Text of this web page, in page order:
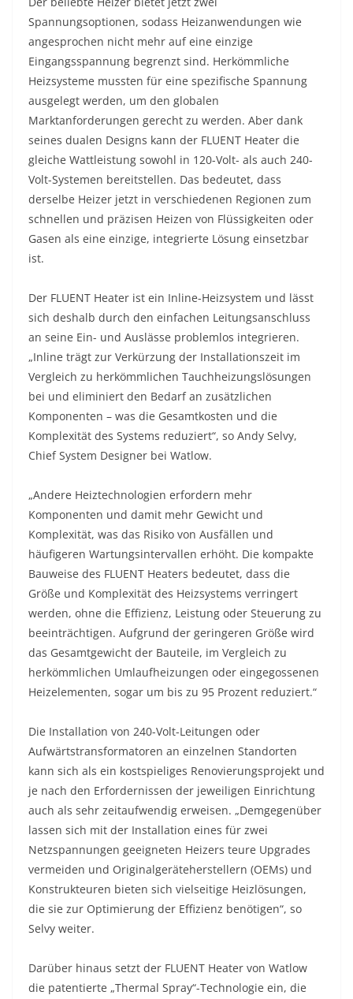
Spannungsoptionen, sodass Heizanwendungen wie
angesprochen nicht mehr auf eine einzige
Eingangsspannung begrenzt sind. Herkömmliche
Heizsysteme mussten für eine spezifische Spannung
ausgelegt werden, um den globalen
Marktanforderungen gerecht zu werden. Aber dank
seines dualen Designs kann der FLUENT Heater die
gleiche Wattleistung sowohl in 120-Volt- als auch 240-
Volt-Systemen bereitstellen. Das bedeutet, dass
derselbe Heizer jetzt in verschiedenen Regionen zum
schnellen und präzisen Heizen von Flüssigkeiten oder
Gasen als eine einzige, integrierte Lösung einsetzbar
ist.
Der FLUENT Heater ist ein Inline-Heizsystem und lässt
sich deshalb durch den einfachen Leitungsanschluss
an seine Ein- und Auslässe problemlos integrieren.
„Inline trägt zur Verkürzung der Installationszeit im
Vergleich zu herkömmlichen Tauchheizungslösungen
bei und eliminiert den Bedarf an zusätzlichen
Komponenten – was die Gesamtkosten und die
Komplexität des Systems reduziert“, so Andy Selvy,
Chief System Designer bei Watlow.
„Andere Heiztechnologien erfordern mehr
Komponenten und damit mehr Gewicht und
Komplexität, was das Risiko von Ausfällen und
häufigeren Wartungsintervallen erhöht. Die kompakte
Bauweise des FLUENT Heaters bedeutet, dass die
Größe und Komplexität des Heizsystems verringert
werden, ohne die Effizienz, Leistung oder Steuerung zu
beeinträchtigen. Aufgrund der geringeren Größe wird
das Gesamtgewicht der Bauteile, im Vergleich zu
herkömmlichen Umlaufheizungen oder eingegossenen
Heizelementen, sogar um bis zu 95 Prozent reduziert.“
Die Installation von 240-Volt-Leitungen oder
Aufwärtstransformatoren an einzelnen Standorten
kann sich als ein kostspieliges Renovierungsprojekt und
je nach den Erfordernissen der jeweiligen Einrichtung
auch als sehr zeitaufwendig erweisen. „Demgegenüber
lassen sich mit der Installation eines für zwei
Netzspannungen geeigneten Heizers teure Upgrades
vermeiden und Originalgeräteherstellern (OEMs) und
Konstrukteuren bieten sich vielseitige Heizlösungen,
die sie zur Optimierung der Effizienz benötigen“, so
Selvy weiter.
Darüber hinaus setzt der FLUENT Heater von Watlow
die patentierte „Thermal Spray“-Technologie ein, die